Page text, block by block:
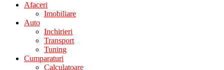
Afaceri
Imobiliare
Auto
Inchirieri
Transport
Tuning
Cumparaturi
Calculatoare